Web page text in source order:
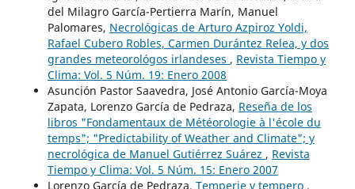
del Milagro García-Pertierra Marín, Manuel
Palomares, Necrológicas de Arturo Azpiroz Yoldi,
Rafael Cubero Robles, Carmen Durántez Relea, y dos
grandes meteorológos irlandeses , Revista Tiempo y
Clima: Vol. 5 Núm. 19: Enero 2008
Asunción Pastor Saavedra, José Antonio García-Moya
Zapata, Lorenzo García de Pedraza, Reseña de los
libros "Fondamentaux de Météorologie à l'école du
temps"; "Predictability of Weather and Climate"; y
necrológica de Manuel Gutiérrez Suárez , Revista
Tiempo y Clima: Vol. 5 Núm. 15: Enero 2007
Lorenzo García de Pedraza, Temperie y tempero ,